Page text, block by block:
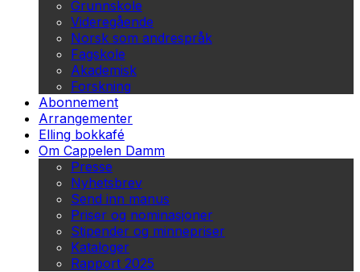
Grunnskole
Videregående
Norsk som andrespråk
Fagskole
Akademisk
Forskning
Abonnement
Arrangementer
Elling bokkafé
Om Cappelen Damm
Presse
Nyhetsbrev
Send inn manus
Priser og nominasjoner
Stipender og minnepriser
Kataloger
Rapport 2025